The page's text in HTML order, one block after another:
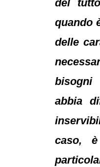
del
quando
delle
abbia
caso,